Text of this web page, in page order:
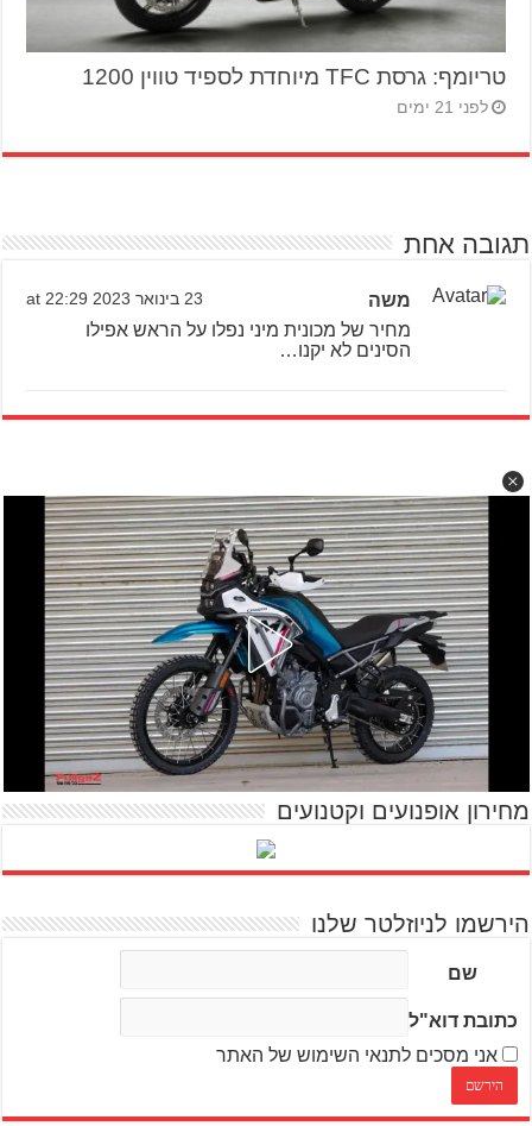
טריומף: גרסת TFC מיוחדת לספיד טווין 1200
לפני 21 ימים
תגובה אחת
משה 23 בינואר 2023 at 22:29
מחיר של מכונית מיני נפלו על הראש אפילו
הסינים לא יקנו…
מחירון אופנועים וקטנועים
הירשמו לניוזלטר שלנו
שם
כתובת דוא"ל
אני מסכים לתנאי השימוש של האתר